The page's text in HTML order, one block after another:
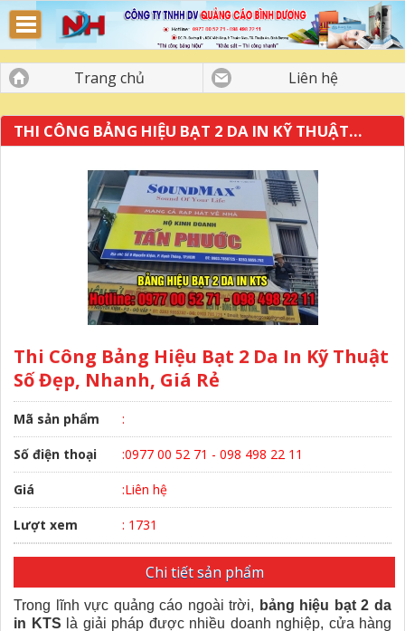
Bảng Hiệu Quảng Cáo Bình Dương
Trang chủ Liên hệ
THI CÔNG BẢNG HIỆU BẠT 2 DA IN KỸ THUẬT...
Thi Công Bảng Hiệu Bạt 2 Da In Kỹ Thuật
Số Đẹp, Nhanh, Giá Rẻ
Mã sản phẩm :
Số điện thoại :0977 00 52 71 - 098 498 22 11
Giá :Liên hệ
Lượt xem : 1731
Chi tiết sản phẩm
Trong lĩnh vực quảng cáo ngoài trời, bảng hiệu bạt 2 da
in KTS là giải pháp được nhiều doanh nghiệp, cửa hàng